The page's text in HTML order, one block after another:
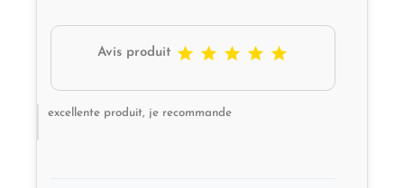
Avis produit     
excellente produit, je recommande